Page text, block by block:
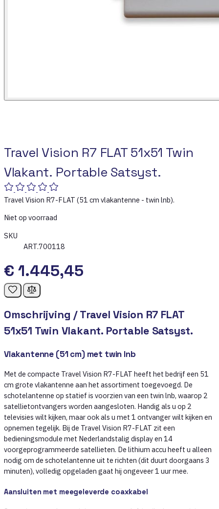
Travel Vision R7 FLAT 51x51 Twin
Vlakant. Portable Satsyst.
Travel Vision R7-FLAT (51 cm vlakantenne - twin lnb).
Niet op voorraad
SKU
ART.700118
€ 1.445,45
Omschrijving /Travel Vision R7 FLAT
51x51 Twin Vlakant. Portable Satsyst.
Vlakantenne (51 cm) met twin lnb
Met de compacte Travel Vision R7-FLAT heeft het bedrijf een 51
cm grote vlakantenne aan het assortiment toegevoegd. De
schotelantenne op statief is voorzien van een twin lnb, waarop 2
satellietontvangers worden aangesloten. Handig als u op 2
televisies wilt kijken, maar ook als u met 1 ontvanger wilt kijken en
opnemen tegelijk. Bij de Travel Vision R7-FLAT zit een
bedieningsmodule met Nederlandstalig display en 14
voorgeprogrammeerde satellieten. De lithium accu heeft u alleen
nodig om de schotelantenne uit te richten (dit duurt doorgaans 3
minuten), volledig opgeladen gaat hij ongeveer 1 uur mee.
Aansluiten met meegeleverde coaxkabel